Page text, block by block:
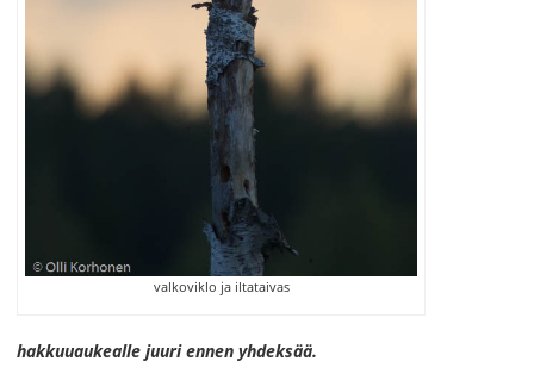
valkoviklo ja iltataivas
hakkuuaukealle juuri ennen yhdeksää.